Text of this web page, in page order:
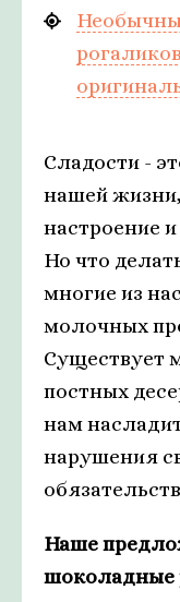
Сладости -
нашей
настроение
Но что
многие из
молочных
Существует
постных
нам
нарушения
Наше
шоколадные